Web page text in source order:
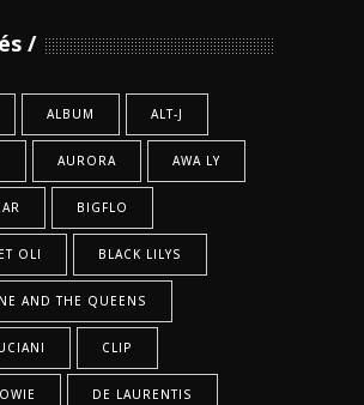
ALBUM ALT-J
AURORA AWA LY
BIGFLO
OLI BLACK LILYS
AND THE QUEENS
CLIP
DE LAURENTIS